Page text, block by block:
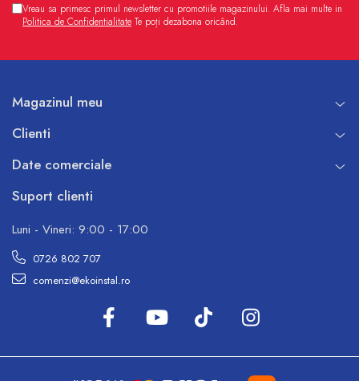
Vreau sa primesc primul newsletter cu promotiile magazinului. Afla mai multe in
Politica de Confidentialitate Te poți dezabona oricând.
Magazinul meu
Clienti
Date comerciale
Suport clienti
Luni - Vineri: 9:00 - 17:00
0726 802 707
comenzi@ekoinstal.ro